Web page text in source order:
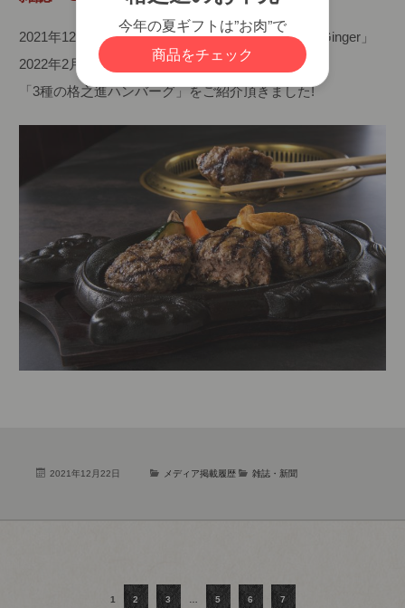
2021年12月22日発売 富士山マガジンサービス「Ginger」
2022年2月号にて
「3種の格之進ハンバーグ」をご紹介頂きました!
2021年12月22日 メディア掲載履歴 雑誌・新聞
1 2 3 5 6 7